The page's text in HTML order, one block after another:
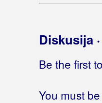
Diskusija
Be the first
You must